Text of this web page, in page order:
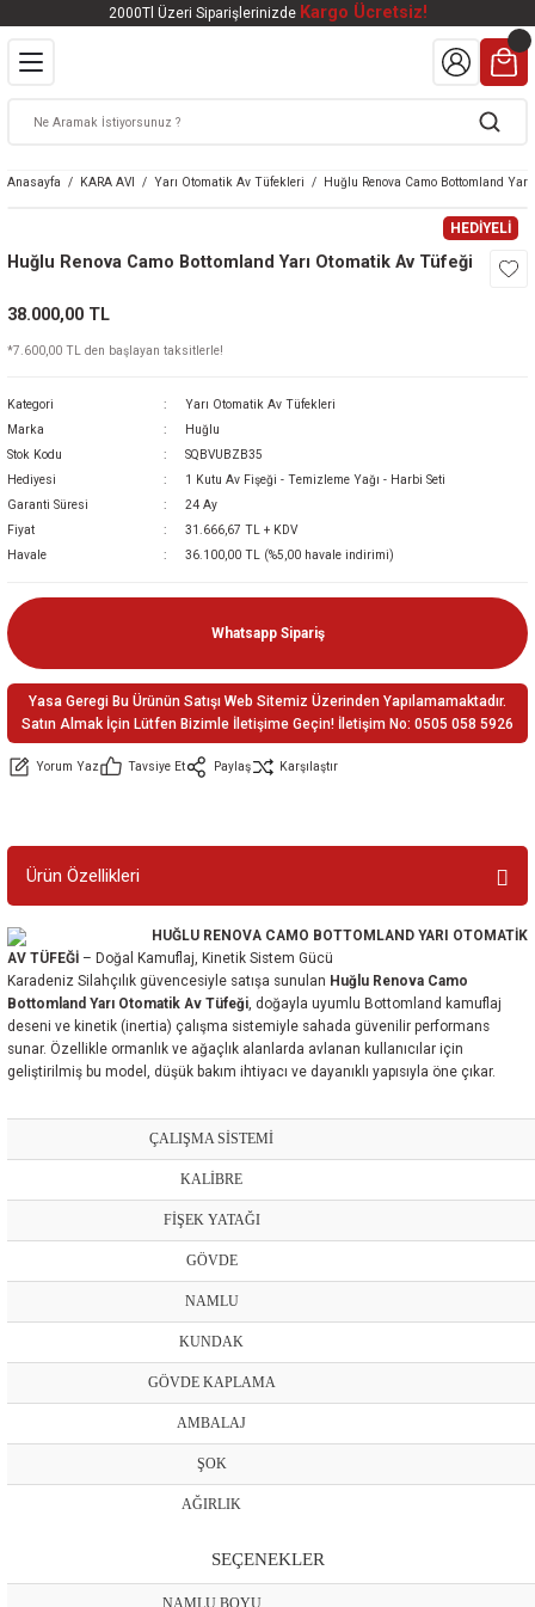
2000Tl Üzeri Siparişlerinizde Kargo Ücretsiz!
Geri Dön
Tüfekleri
Ürünleri
Geri Dön
Geri Dön
Geri Dön
Geri Dön
Anasayfa KARA AVI Yarı Otomatik Av Tüfekleri Huğlu Renova Camo Bottomland
HEDİYELİ
Huğlu Renova Camo Bottomland Yarı Otomatik Av Tüfeği
38.000,00 TL
*7.600,00 TL den başlayan taksitlerle!
Kategori
Yarı Otomatik Av Tüfekleri
Marka
Huğlu
Stok Kodu
SQBVUBZB35
Hediyesi
1 Kutu Av Fişeği - Temizleme Yağı - Harbi Seti
Garanti Süresi
24 Ay
Fiyat
31.666,67 TL + KDV
Havale
36.100,00 TL (%5,00 havale indirimi)
Whatsapp Sipariş
Yasa Geregi Bu Ürünün Satışı Web Sitemiz Üzerinden Yapılamamaktadır.
Satın Almak İçin Lütfen Bizimle İletişime Geçin! İletişim No: 0505 058 5926
Yorum Yaz Tavsiye Et Paylaş Karşılaştır
Ürün Özellikleri
HUĞLU RENOVA CAMO BOTTOMLAND YARI OTOMATİK
AV TÜFEĞİ – Doğal Kamuflaj, Kinetik Sistem Gücü
Karadeniz Silahçılık güvencesiyle satışa sunulan Huğlu Renova Camo
Bottomland Yarı Otomatik Av Tüfeği, doğayla uyumlu Bottomland kamuflaj
deseni ve kinetik (inertia) çalışma sistemiyle sahada güvenilir performans
sunar. Özellikle ormanlık ve ağaçlık alanlarda avlanan kullanıcılar için
geliştirilmiş bu model, düşük bakım ihtiyacı ve dayanıklı yapısıyla öne çıkar.
ÇALIŞMA SİSTEMİ
KALİBRE
FİŞEK YATAĞI
GÖVDE
NAMLU
KUNDAK
GÖVDE KAPLAMA
AMBALAJ
ŞOK
AĞIRLIK
SEÇENEKLER
NAMLU BOYU